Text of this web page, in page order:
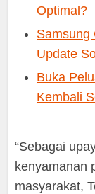
Optimal?
Samsung
Update
Buka
Kembali
“Sebagai
kenyamanan
masyarakat,